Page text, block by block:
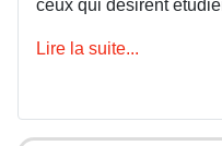
ceux qui désirent
Lire la suite...